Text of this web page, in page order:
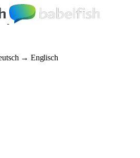
→ Englisch